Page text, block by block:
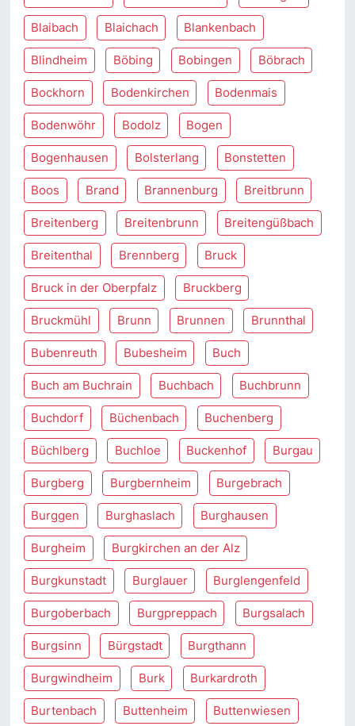
Blaibach Blaichach Blankenbach
Blindheim Böbing Bobingen Böbrach
Bockhorn Bodenkirchen Bodenmais
Bodenwöhr Bodolz Bogen
Bogenhausen Bolsterlang Bonstetten
Boos Brand Brannenburg Breitbrunn
Breitenberg Breitenbrunn Breitengüßbach
Breitenthal Brennberg Bruck
Bruck in der Oberpfalz Bruckberg
Bruckmühl Brunn Brunnen Brunnthal
Bubenreuth Bubesheim Buch
Buch am Buchrain Buchbach Buchbrunn
Buchdorf Büchenbach Buchenberg
Büchlberg Buchloe Buckenhof Burgau
Burgberg Burgbernheim Burgebrach
Burggen Burghaslach Burghausen
Burgheim Burgkirchen an der Alz
Burgkunstadt Burglauer Burglengenfeld
Burgoberbach Burgpreppach Burgsalach
Burgsinn Bürgstadt Burgthann
Burgwindheim Burk Burkardroth
Burtenbach Buttenheim Buttenwiesen